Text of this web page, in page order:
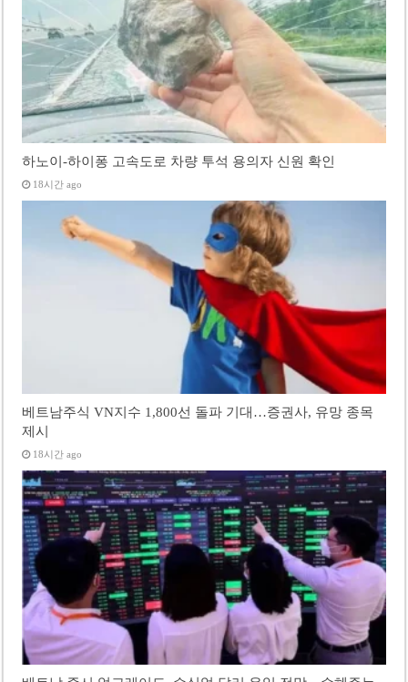
하노이-하이퐁 고속도로 차량 투석 용의자 신원 확인
18시간 ago
베트남주식 VN지수 1,800선 돌파 기대…증권사, 유망 종목
제시
18시간 ago